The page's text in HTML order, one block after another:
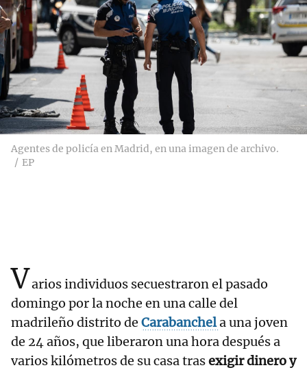
Agentes de policía en Madrid, en una imagen de archivo.
EP
Varios individuos secuestraron el pasado
domingo por la noche en una calle del
madrileño distrito de Carabanchela una joven
de 24 años, que liberaron una hora después a
varios kilómetros de su casa trasexigir dinero y